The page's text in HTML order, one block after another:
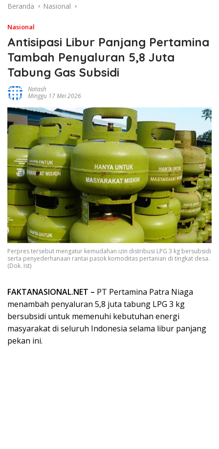
Beranda Nasional
Nasional
Antisipasi Libur Panjang Pertamina
Tambah Penyaluran 5,8 Juta
Tabung Gas Subsidi
Natash
Minggu 17 Mei 2026
Perpres tersebut mengatur kemudahan izin distribusi LPG 3 kg bersubsidi
serta penyederhanaan rantai pasok komoditas pertanian di tingkat desa.
(Dok. Ist)
FAKTANASIONAL.NET – PT Pertamina Patra Niaga
menambah penyaluran 5,8 juta tabung LPG 3 kg
bersubsidi untuk memenuhi kebutuhan energi
masyarakat di seluruh Indonesia selama libur panjang
pekan ini.